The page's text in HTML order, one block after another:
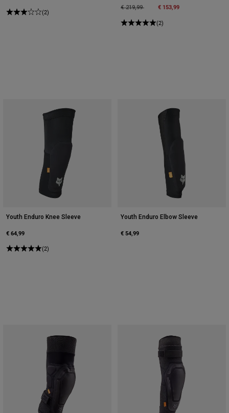
(2)
Price reduced from
€ 219,99to € 153,99
(2)
Youth Enduro Knee Sleeve
€ 64,99
(2)
Youth Enduro Elbow Sleeve
€ 54,99